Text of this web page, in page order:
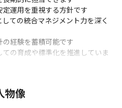
定運用を重視する方針です
ての統合マネジメント力を深く
の経験を蓄積可能です
の育成や標準化を推進していま
貫して牽引できるプロジェクト
物像